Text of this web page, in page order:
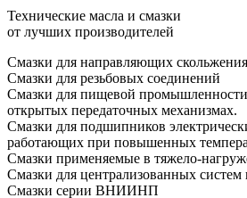
Технические масла и смазки
от лучших производителей
Смазки для направляющих скольжения
Смазки для резьбовых соединений
Смазки для пищевой промышленности
открытых передаточных механизмах.
Смазки для подшипников
работающих при повышенных
Смазки применяемые в тяжело-
Смазки для централизованных систем
Смазки серии ВНИИНП